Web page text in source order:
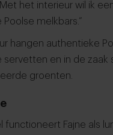
het interieur wil ik
melkbars.”
hangen authentieke
servetten en in de
groenten.
functioneert Fajne als